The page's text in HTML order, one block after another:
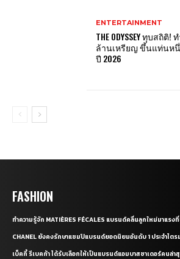
ENTERTAINMENT
THE ODYSSEY ทุบสถิติ
ล้านเหรียญ ขึ้นแท่นห
ปี 2026
FASHION
ทำความรู้จัก MATIÈRES FÉCALES แบรนด์คลื่นลูกใหม่มาแรงที่
CHANEL ยังคงรักษาแชมป์แบรนด์ยอดนิยมอันดับ 1 ประจำไต
เบ็คกี้ รีเบคก้า ได้รับเลือกให้เป็นแบรนด์แอมบาสซาเดอร์คนล่า